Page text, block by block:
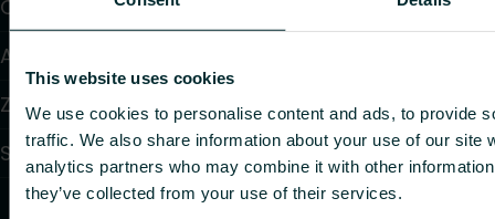
This website uses cookies
We use cookies to personalise content and ads, to provide
traffic. We also share information about your use of our site
analytics partners who may combine it with other
they’ve collected from your use of their services.
Ogrzewanie elektryczne
Automatyka
Zawory i głowice termostatyczne
Systemy instalacyjne